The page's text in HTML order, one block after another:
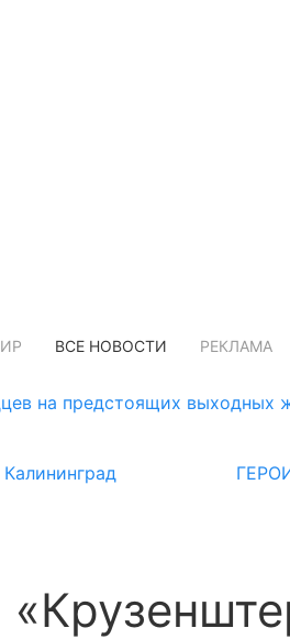
ВСЕ НОВОСТИ РЕКЛАМА
на предстоящих выходных